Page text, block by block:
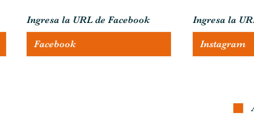
Ingresa la URL de Facebook Ingresa la